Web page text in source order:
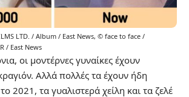
LTD. / Album / East News, © face to face /
/ East News
οι μοντέρνες γυναίκες έχουν
Αλλά πολλές τα έχουν ήδη
2021, τα γυαλιστερά χείλη και τα ζελέ